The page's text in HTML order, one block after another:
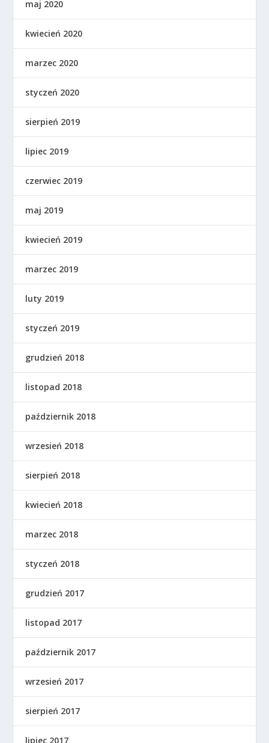
maj 2020
kwiecień 2020
marzec 2020
styczeń 2020
sierpień 2019
lipiec 2019
czerwiec 2019
maj 2019
kwiecień 2019
marzec 2019
luty 2019
styczeń 2019
grudzień 2018
listopad 2018
październik 2018
wrzesień 2018
sierpień 2018
kwiecień 2018
marzec 2018
styczeń 2018
grudzień 2017
listopad 2017
październik 2017
wrzesień 2017
sierpień 2017
lipiec 2017